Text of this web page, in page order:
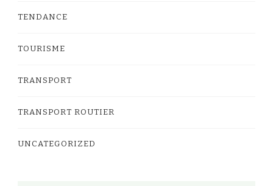
TENDANCE
TOURISME
TRANSPORT
TRANSPORT ROUTIER
UNCATEGORIZED